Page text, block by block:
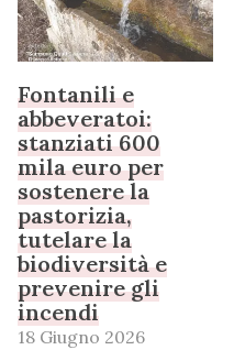
Fontanili e
abbeveratoi:
stanziati 600
mila euro per
sostenere la
pastorizia,
tutelare la
biodiversità e
prevenire gli
incendi
18 Giugno 2026